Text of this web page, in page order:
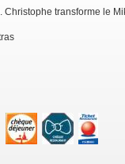
transforme le